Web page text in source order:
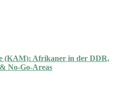
(KAM): Afrikaner in der DDR,
No-Go-Areas